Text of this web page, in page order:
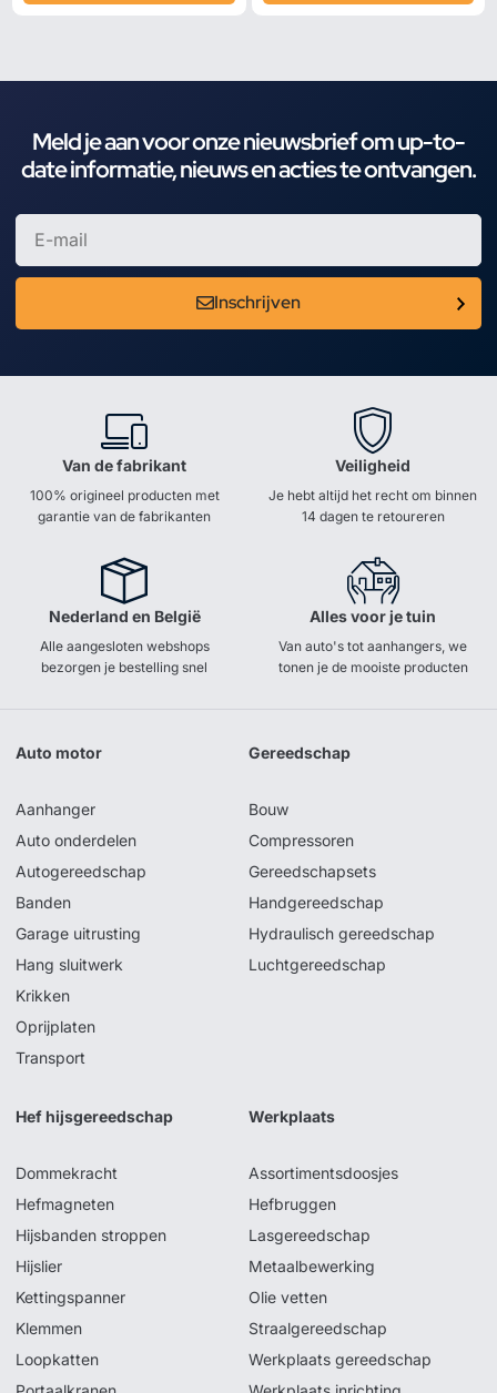
Meld je aan voor onze nieuwsbrief om up-to-
date informatie, nieuws en acties te ontvangen.
Inschrijven
Van de fabrikant
100% origineel producten met
garantie van de fabrikanten
Veiligheid
Je hebt altijd het recht om binnen
14 dagen te retoureren
Nederland en België
Alle aangesloten webshops
bezorgen je bestelling snel
Alles voor je tuin
Van auto's tot aanhangers, we
tonen je de mooiste producten
Auto motor
Aanhanger
Auto onderdelen
Autogereedschap
Banden
Garage uitrusting
Hang sluitwerk
Krikken
Oprijplaten
Transport
Gereedschap
Bouw
Compressoren
Gereedschapsets
Handgereedschap
Hydraulisch gereedschap
Luchtgereedschap
Hef hijsgereedschap
Dommekracht
Hefmagneten
Hijsbanden stroppen
Hijslier
Kettingspanner
Klemmen
Loopkatten
Werkplaats
Assortimentsdoosjes
Hefbruggen
Lasgereedschap
Metaalbewerking
Olie vetten
Straalgereedschap
Werkplaats gereedschap